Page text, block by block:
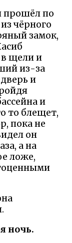
прошёл по
чёрного
замок,
щели и
из-за
и
и
то блещет,
пока не
он
а на
ложе,
ночь.